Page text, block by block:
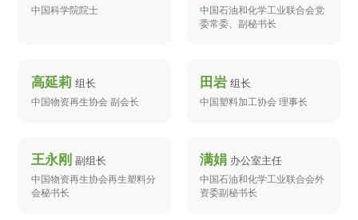
中国科学院院士
中国石油和化学工业联合会党
委常委、副秘书长
高延莉组长
中国物资再生协会 副会长
田岩 组长
中国塑料加工协会 理事长
王永刚副组长
中国物资再生协会再生塑料分
会秘书长
满娟 办公室主任
中国石油和化学工业联合会外
资委副秘书长